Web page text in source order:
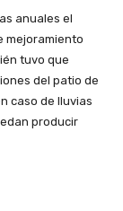
anuales el
mejoramiento
tuvo que
del patio de
caso de lluvias
producir